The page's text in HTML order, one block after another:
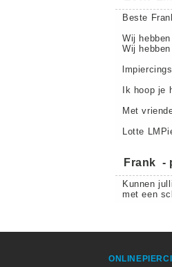
Beste
Wij
Wij
Ik hoop je
Met
Lotte
Frank -
Kunnen
met een